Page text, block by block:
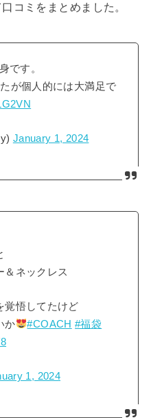
コミをまとめました。
です。
が個人的には大満足で
January 1, 2024
＆ネックレス
覚悟してたけど
か
#COACH #福袋
1, 2024